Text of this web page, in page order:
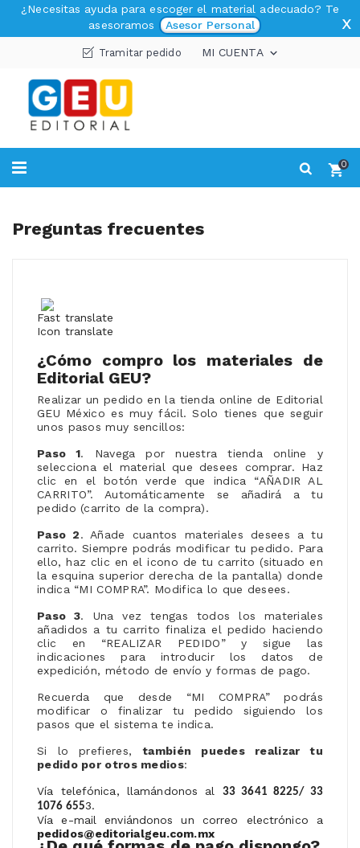
¿Necesitas ayuda para escoger el material adecuado? Te
asesoramos
Asesor Personal x
Tramitar pedido MI CUENTA 
0
Preguntas frecuentes
Fast translate
Icon translate
¿Cómo compro los materiales de
Editorial GEU?
Realizar un pedido en la tienda online de Editorial
GEU México es muy fácil. Solo tienes que seguir
unos pasos muy sencillos:
Paso 1. Navega por nuestra tienda online y
selecciona el material que desees comprar. Haz
clic en el botón verde que indica “AÑADIR AL
CARRITO”. Automáticamente se añadirá a tu
pedido (carrito de la compra).
Paso 2. Añade cuantos materiales desees a tu
carrito. Siempre podrás modificar tu pedido. Para
ello, haz clic en el icono de tu carrito (situado en
la esquina superior derecha de la pantalla) donde
indica “MI COMPRA”. Modifica lo que desees.
Paso 3. Una vez tengas todos los materiales
añadidos a tu carrito finaliza el pedido haciendo
clic en “REALIZAR PEDIDO” y sigue las
indicaciones para introducir los datos de
expedición, método de envío y formas de pago.
Recuerda que desde “MI COMPRA” podrás
modificar o finalizar tu pedido siguiendo los
pasos que el sistema te indica.
Si lo prefieres,también puedes realizar tu
pedido por otros medios:
Vía telefónica, llamándonos al 33 3641 8225/ 33
1076 6553.
Vía e-mail enviándonos un correo electrónico a
pedidos@editorialgeu.com.mx